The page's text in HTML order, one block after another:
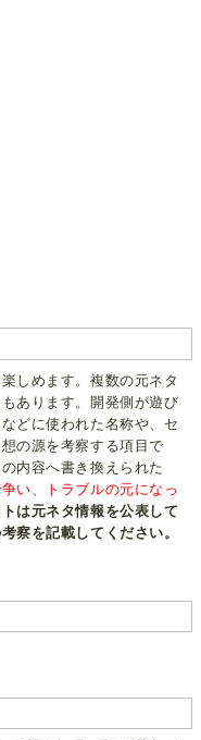
しめます。複数の元ネタ
あります。開発側が遊び
どに使われた名称や、セ
の源を考察する項目で
内容へ書き換えられた
い、トラブルの元になっ
は元ネタ情報を公表して
察を記載してください。